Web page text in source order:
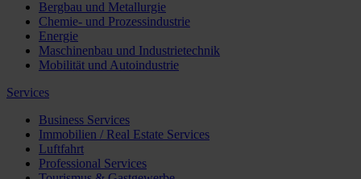
Bergbau und Metallurgie
Chemie- und Prozessindustrie
Energie
Maschinenbau und Industrietechnik
Mobilität und Autoindustrie
Services
Business Services
Immobilien / Real Estate Services
Luftfahrt
Professional Services